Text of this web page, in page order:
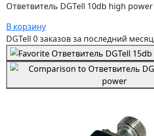
Ответвитель DGTell 10db high power
В корзину
DGTell 0 заказовза последний месяц